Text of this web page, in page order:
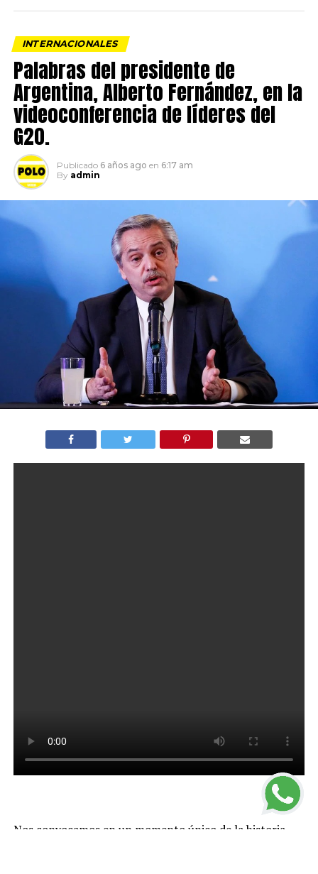
INTERNACIONALES
Palabras del presidente de
Argentina, Alberto Fernández, en la
videoconferencia de líderes del
G20.
Publicado 6 años ago en 6:17 am
By admin
Nos convocamos en un momento único de la historia